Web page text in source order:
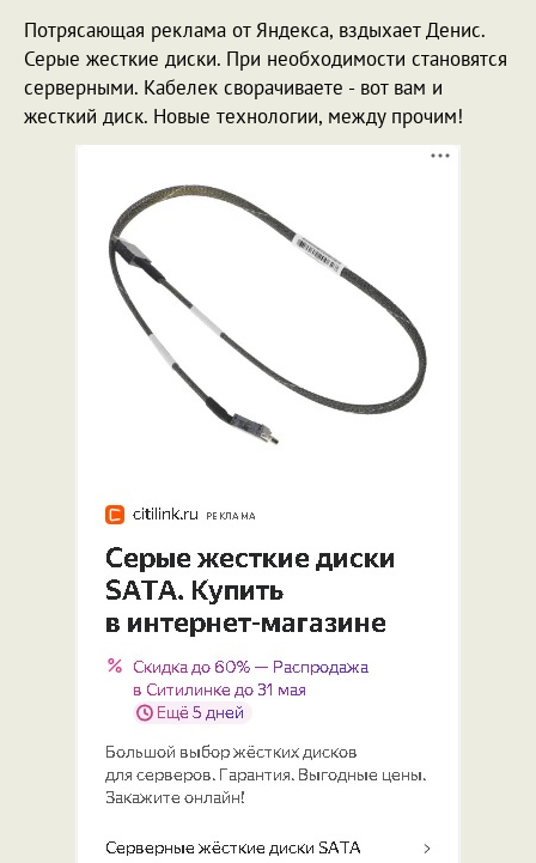
Потрясающая реклама от Яндекса, вздыхает Денис.
Серые жесткие диски. При необходимости становятся
серверными. Кабелек сворачиваете - вот вам и
жесткий диск. Новые технологии, между прочим!